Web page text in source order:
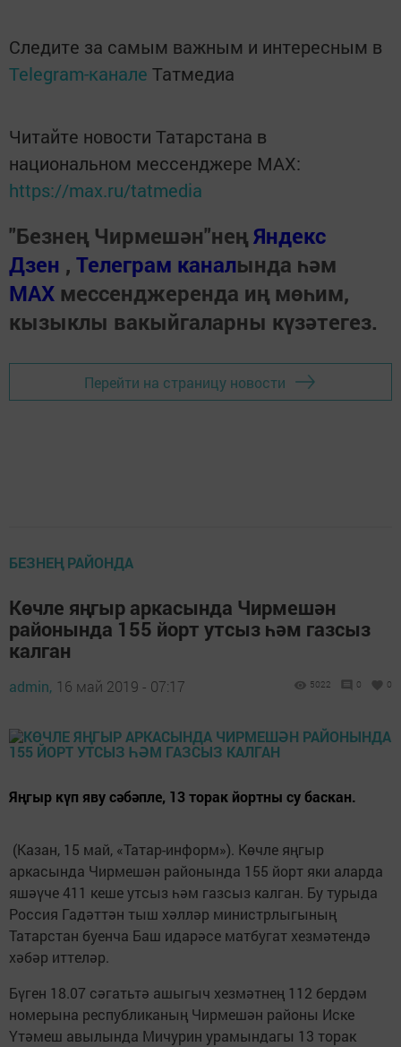
Следите за самым важным и интересным в
Telegram-канале Татмедиа
Читайте новости Татарстана в
национальном мессенджере MАХ:
https://max.ru/tatmedia
"Безнең Чирмешән"неңЯндекс
Дзен , Телеграм каналында һәм
МАХ мессенджеренда иң мөһим,
кызыклы вакыйгаларны күзәтегез.
Перейти на страницу новости
БЕЗНЕҢ РАЙОНДА
Көчле яңгыр аркасында Чирмешән
районында 155 йорт утсыз һәм газсыз
калган
admin, 16 май 2019 - 07:17 5022 0 0
Яңгыр күп яву сәбәпле, 13 торак йортны су баскан.
(Казан, 15 май, «Татар-информ»). Көчле яңгыр
аркасында Чирмешән районында 155 йорт яки аларда
яшәүче 411 кеше утсыз һәм газсыз калган. Бу турыда
Россия Гадәттән тыш хәлләр министрлыгының
Татарстан буенча Баш идарәсе матбугат хезмәтендә
хәбәр иттеләр.
Бүген 18.07 сәгатьтә ашыгыч хезмәтнең 112 бердәм
номерына республиканың Чирмешән районы Иске
Үтәмеш авылында Мичурин урамындагы 13 торак